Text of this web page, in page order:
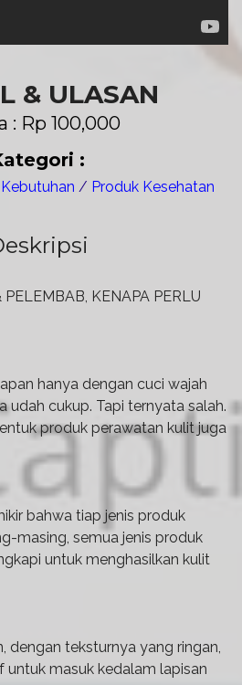
& ULASAN
: Rp 100,000
:
/ Produk Kesehatan
KENAPA PERLU
hanya dengan cuci wajah
udah cukup. Tapi ternyata salah.
produk perawatan kulit juga
bahwa tiap jenis produk
masing, semua jenis produk
untuk menghasilkan kulit
dengan teksturnya yang ringan,
untuk masuk kedalam lapisan